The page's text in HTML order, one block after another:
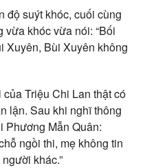
độ suýt khóc, cuối cùng
vừa khóc vừa nói: “Bối
Xuyên, Bùi Xuyên không
Triệu Chi Lan thật có
lận. Sau khi nghĩ thông
Phương Mẫn Quân:
ngồi thi, mẹ không tin
khác.”